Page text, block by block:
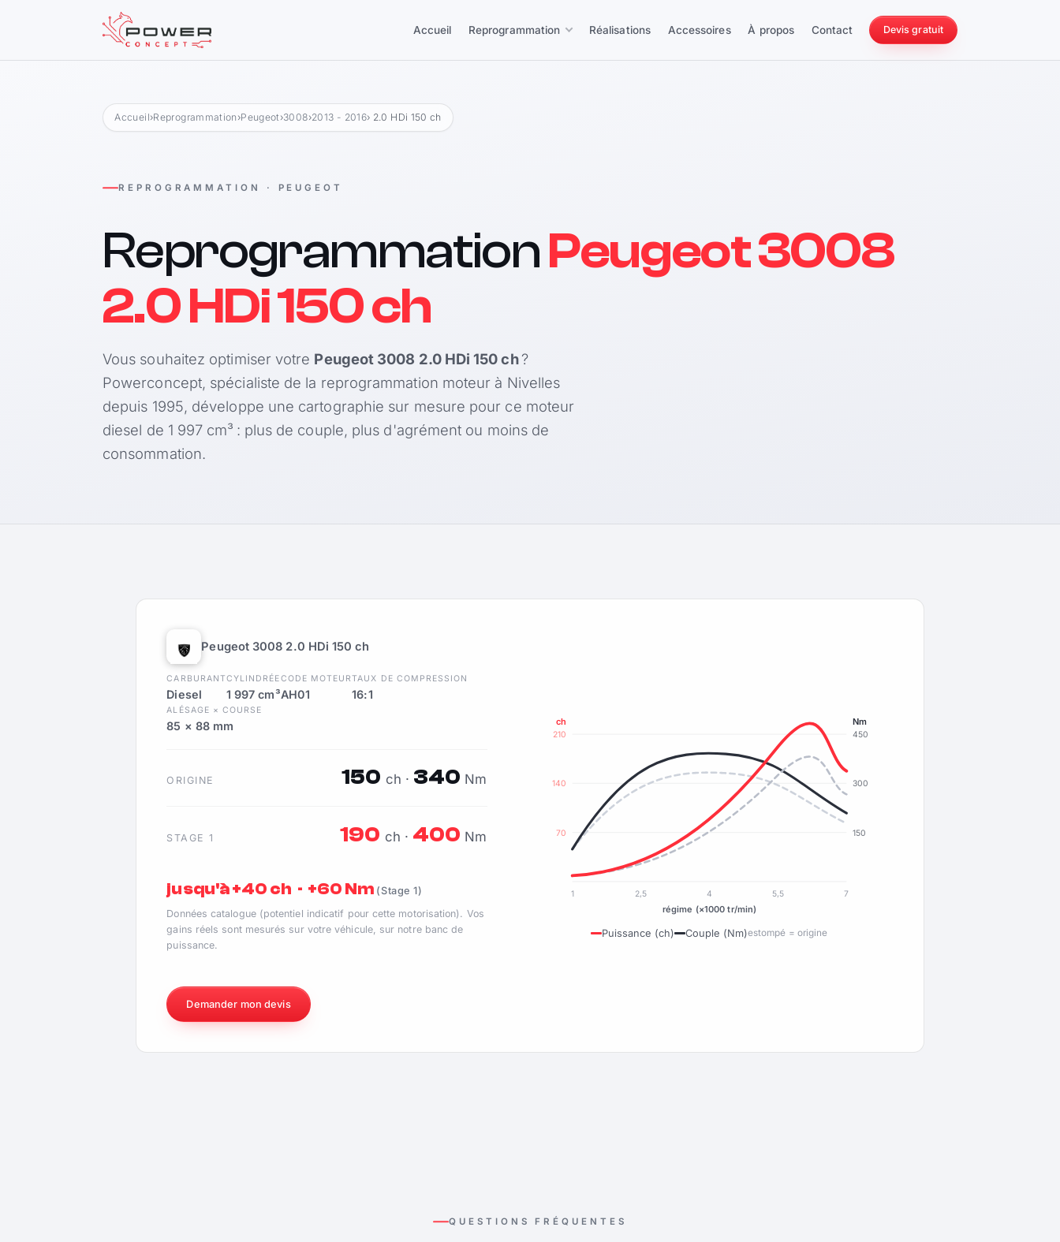
Accueil Reprogrammation Réalisations Accessoires À propos Contact Devis gratuit
228 Nm
Accueil›Reprogrammation ›Peugeot›3008›2013 - 2016› 2.0 HDi 150 ch
REPROGRAMMATION · PEUGEOT
ReprogrammationPeugeot 3008
2.0 HDi 150 ch
Vous souhaitez optimiser votre Peugeot 3008 2.0 HDi 150 ch?
Powerconcept, spécialiste de la reprogrammation moteur à Nivelles
depuis 1995, développe une cartographie sur mesure pour ce moteur
diesel de 1 997 cm³ : plus de couple, plus d'agrément ou moins de
consommation.
Peugeot 3008 2.0 HDi 150 ch
CARBURANT
Diesel
CYLINDRÉE
1 997 cm³
CODE MOTEUR
AH01
TAUX DE COMPRESSION
16:1
ALÉSAGE × COURSE
85 × 88 mm
ORIGINE 150 ch · 340 Nm
STAGE 1 190 ch · 400 Nm
jusqu'à +40 ch · +60 Nm (Stage 1)
Données catalogue (potentiel indicatif pour cette motorisation). Vos
gains réels sont mesurés sur votre véhicule, sur notre banc de
puissance.
70
140
210
150
300
450
ch Nm
1 2,5 4 5,5 7
régime (×1000 tr/min)
Puissance (ch) Couple (Nm)estompé = origine
Demander mon devis
QUESTIONS FRÉQUENTES